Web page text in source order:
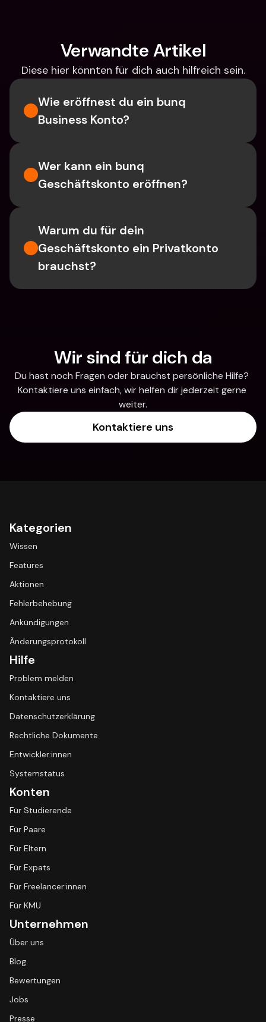
Verwandte Artikel
Diese hier könnten für dich auch hilfreich sein.
Wie eröffnest du ein bunq
Business Konto?
Wer kann ein bunq
Geschäftskonto eröffnen?
Warum du für dein
Geschäftskonto ein Privatkonto
brauchst?
Wir sind für dich da
Du hast noch Fragen oder brauchst persönliche Hilfe?
Kontaktiere uns einfach, wir helfen dir jederzeit gerne
weiter.
Kontaktiere uns
Kategorien
Wissen
Features
Aktionen
Fehlerbehebung
Ankündigungen
Änderungsprotokoll
Hilfe
Problem melden
Kontaktiere uns
Datenschutzerklärung
Rechtliche Dokumente
Entwickler:innen
Systemstatus
Konten
Für Studierende
Für Paare
Für Eltern
Für Expats
Für Freelancer:innen
Für KMU
Unternehmen
Über uns
Blog
Bewertungen
Jobs
Presse